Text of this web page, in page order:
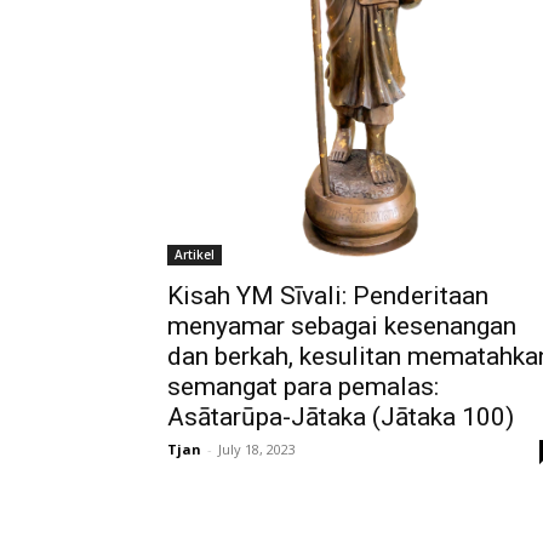
Artikel
Kisah YM Sīvali: Penderitaan
menyamar sebagai kesenangan
dan berkah, kesulitan
semangat para pemalas:
Asātarūpa-Jātaka (Jātaka 100)
Tjan - July 18, 2023